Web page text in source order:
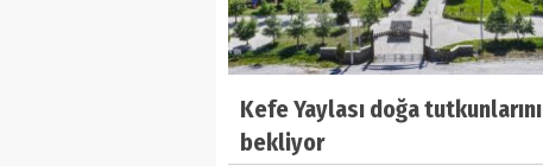
Kefe Yaylası doğa tutkunlarını
bekliyor